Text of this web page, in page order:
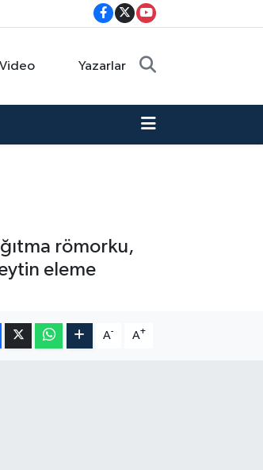
Video Yazarlar
römorku,
eleme
A- A+